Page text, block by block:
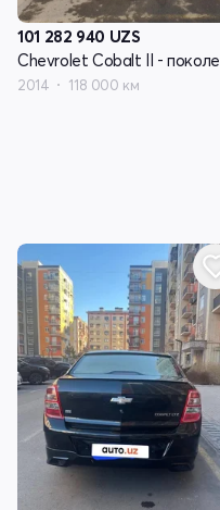
101 282 940 UZS
2014 118 000 км